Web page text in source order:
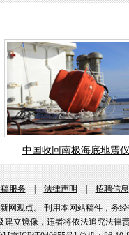
中国收回南极海底地震仪
服务|法律声明|招聘信息
网观点。 刊用本网站稿件，务
建立镜像，违者将依法追究法律